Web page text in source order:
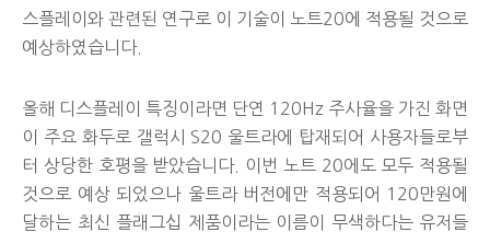
스플레이와 관련된 연구로 이 기술이 노트20에 적용될 것으로
예상하였습니다.
올해 디스플레이 특징이라면 단연 120Hz 주사율을 가진 화면
이 주요 화두로 갤럭시 S20 울트라에 탑재되어 사용자들로부
터 상당한 호평을 받았습니다. 이번 노트 20에도 모두 적용될
것으로 예상 되었으나 울트라 버전에만 적용되어 120만원에
달하는 최신 플래그십 제품이라는 이름이 무색하다는 유저들